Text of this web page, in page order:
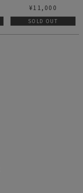
ナル ブランケット
¥11,000
SOLD OUT